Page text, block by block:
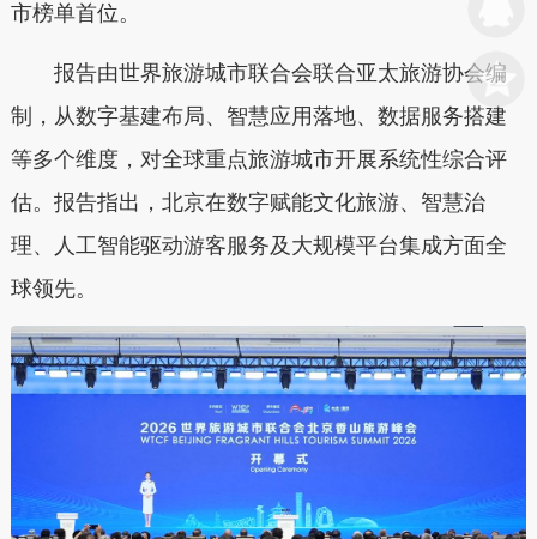
市榜单首位。
报告由世界旅游城市联合会联合亚太旅游协会编
制，从数字基建布局、智慧应用落地、数据服务搭建
等多个维度，对全球重点旅游城市开展系统性综合评
估。报告指出，北京在数字赋能文化旅游、智慧治
理、人工智能驱动游客服务及大规模平台集成方面全
球领先。